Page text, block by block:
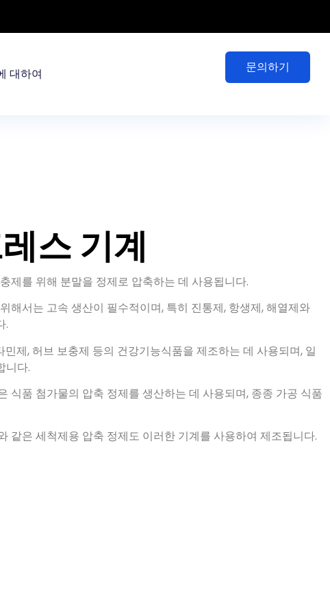
대하여 문의하기
스 기계
제를 위해 분말을 정제로 압축하는 데 사용됩니다.
해서는 고속 생산이 필수적이며, 특히 진통제, 항생제, 해열제와
.
제, 허브 보충제 등의 건강기능식품을 제조하는 데 사용되며, 일
니다.
식품 첨가물의 압축 정제를 생산하는 데 사용되며, 종종 가공 식품
같은 세척제용 압축 정제도 이러한 기계를 사용하여 제조됩니다.